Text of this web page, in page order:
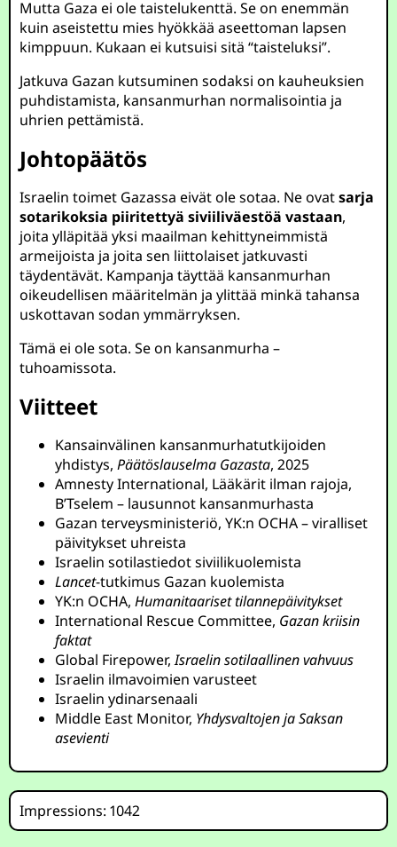
Mutta Gaza ei ole taistelukenttä. Se on enemmän
kuin aseistettu mies hyökkää aseettoman lapsen
kimppuun. Kukaan ei kutsuisi sitä “taisteluksi”.
Jatkuva Gazan kutsuminen sodaksi on kauheuksien
puhdistamista, kansanmurhan normalisointia ja
uhrien pettämistä.
Johtopäätös
Israelin toimet Gazassa eivät ole sotaa. Ne ovatsarja
sotarikoksia piiritettyä siviiliväestöä vastaan,
joita ylläpitää yksi maailman kehittyneimmistä
armeijoista ja joita sen liittolaiset jatkuvasti
täydentävät. Kampanja täyttää kansanmurhan
oikeudellisen määritelmän ja ylittää minkä tahansa
uskottavan sodan ymmärryksen.
Tämä ei ole sota. Se on kansanmurha –
tuhoamissota.
Viitteet
Kansainvälinen kansanmurhatutkijoiden
yhdistys,Päätöslauselma Gazasta, 2025
Amnesty International, Lääkärit ilman rajoja,
B’Tselem – lausunnot kansanmurhasta
Gazan terveysministeriö, YK:n OCHA – viralliset
päivitykset uhreista
Israelin sotilastiedot siviilikuolemista
Lancet-tutkimus Gazan kuolemista
YK:n OCHA,Humanitaariset tilannepäivitykset
International Rescue Committee, Gazan kriisin
faktat
Global Firepower,Israelin sotilaallinen vahvuus
Israelin ilmavoimien varusteet
Israelin ydinarsenaali
Middle East Monitor, Yhdysvaltojen ja Saksan
asevienti
Impressions: 1042